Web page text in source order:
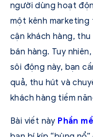
người dùng hoạt
một kênh marketing
cận khách hàng,
bán hàng. Tuy
sôi động này, bạn
quả, thu hút và
khách hàng tiềm
Bài viết này Phần